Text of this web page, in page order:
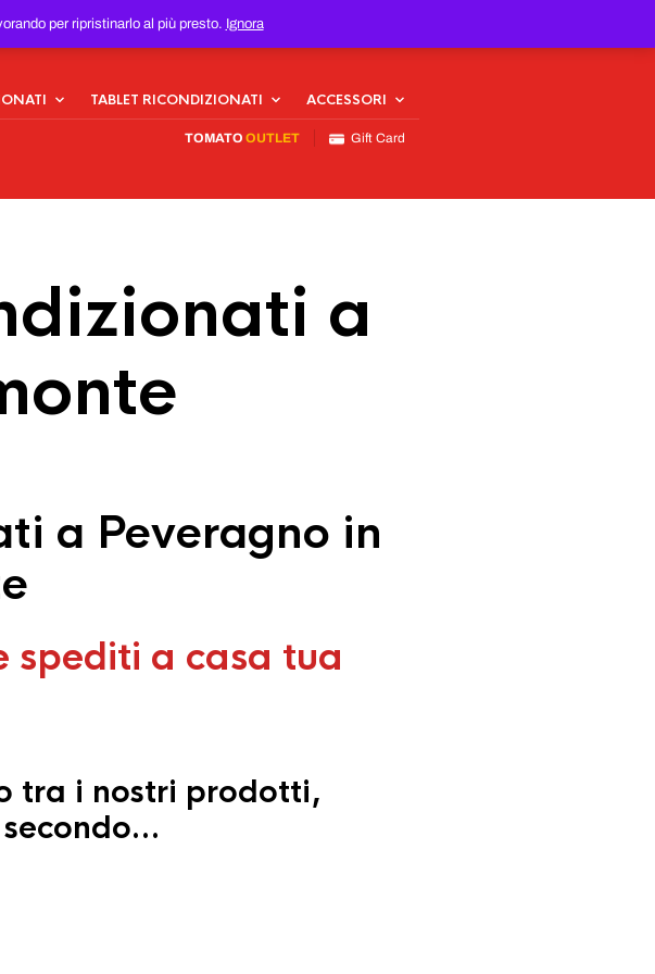
per ripristinarlo al più presto. Ignora
TABLET RICONDIZIONATI ACCESSORI
TOMATO OUTLET Gift Card
a
a Peveragno in
spediti a casa tua
tra i nostri prodotti,